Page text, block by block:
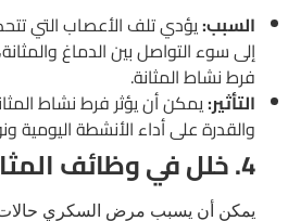
السبب:يؤدي تلف الأعصاب التي
إلى سوء التواصل بين الدماغ
فرط نشاط المثانة.
التأثير:يمكن أن يؤثر فرط نشاط
والقدرة على أداء الأنشطة اليومية
4. خلل في وظائف المثانة
يمكن أن يسبب مرض السكري حالات